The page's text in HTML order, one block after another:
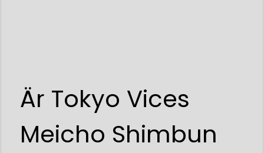
Är Tokyo Vices
Meicho Shimbun